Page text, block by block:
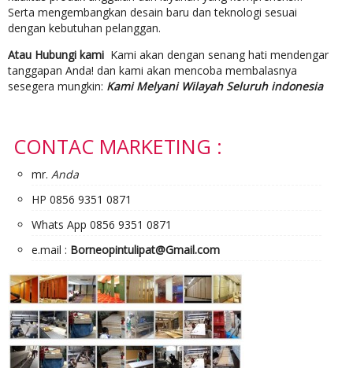
Serta mengembangkan desain baru dan teknologi sesuai
dengan kebutuhan pelanggan.
Atau Hubungi kami Kami akan dengan senang hati mendengar
tanggapan Anda! dan kami akan mencoba membalasnya
sesegera mungkin: Kami Melyani Wilayah Seluruh indonesia
CONTAC MARKETING :
mr. Anda
HP 0856 9351 0871
Whats App 0856 9351 0871
e.mail : Borneopintulipat@Gmail.com